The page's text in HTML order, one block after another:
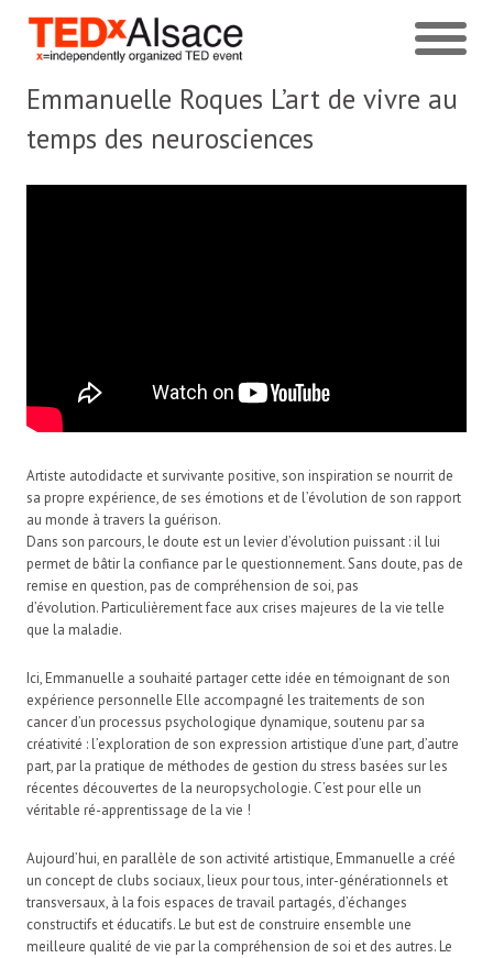
Emmanuelle Roques L’art de vivre au
temps des neurosciences
Artiste autodidacte et survivante positive, son inspiration se nourrit de
sa propre expérience, de ses émotions et de l’évolution de son rapport
au monde à travers la guérison.
Dans son parcours, le doute est un levier d’évolution puissant : il lui
permet de bâtir la confiance par le questionnement. Sans doute, pas de
remise en question, pas de compréhension de soi, pas
d’évolution. Particulièrement face aux crises majeures de la vie telle
que la maladie.
Ici, Emmanuelle a souhaité partager cette idée en témoignant de son
expérience personnelle Elle accompagné les traitements de son
cancer d’un processus psychologique dynamique, soutenu par sa
créativité : l’exploration de son expression artistique d’une part, d’autre
part, par la pratique de méthodes de gestion du stress basées sur les
récentes découvertes de la neuropsychologie. C’est pour elle un
véritable ré-apprentissage de la vie !
Aujourd’hui, en parallèle de son activité artistique, Emmanuelle a créé
un concept de clubs sociaux, lieux pour tous, inter-générationnels et
transversaux, à la fois espaces de travail partagés, d’échanges
constructifs et éducatifs. Le but est de construire ensemble une
meilleure qualité de vie par la compréhension de soi et des autres. Le